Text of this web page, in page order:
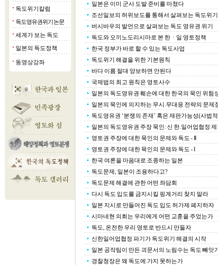
■ 독도위기칼럼
■ 독도영유권위기 논문
■ 세계가 보는 독도
■ 일본의 독도정책
■ 동영상강좌
일본은 이미 군사 도발 준비를 마쳤다
조선일보의 허위보도를 통해서 살펴보는 독도위기
버시바우의 발언으로 살펴보는 독도 영유권 위기
독도와 오끼노도리시마로 본 한ㆍ일 영토정책
한국 정부가 바로 할 수 있는 독도사업
독도위기 해결을 위한 기본원칙
바다 이름 절대 양보하면 안된다
국제법의 최고 원칙은 영토사수
일본의 독도영유권 훼손에 대한 한국의 묵인 위험
일본의 묵인에 의지하는 무시.무대응 전략의 문제
독도영유권 ‘분쟁의 존재’ 혹은 재판가능성(사법
일본의 독도영유권 주장 묵인: 신 한.일어업협정
영토권 주장에 대한 묵인의 문제와 독도 - Ⅱ
영토권 주장에 대한 묵인의 문제와 독도 - Ⅰ
한국 여론을 마음대로 조종하는 일본
독도문제, 일본이 조용하다고?
독도문제 해결에 관한 어떤 좌담회
다시 독도 입도를 금지시킬 핑계거리 찾지 말라
일본 지시로 만들어진 독도 입도 허가제 폐지하자
시마네현 의회는 우리에게 어떤 교훈을 주었는가
독도, 온전한 우리 영토로 반드시 만들자
신한일어업협정 파기가 독도위기 해결의 시작
일본 공작팀이 만든 괴문서의 노림수는 독도 빼앗
경찰청장은 왜 독도에 가지 못하는가